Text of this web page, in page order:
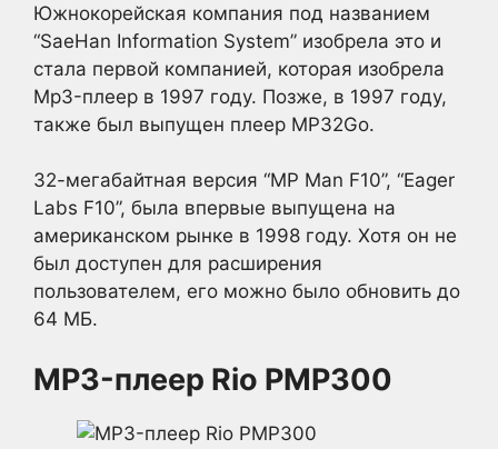
Южнокорейская компания под названием
“SaeHan Information System” изобрела это и
стала первой компанией, которая изобрела
Mp3-плеер в 1997 году. Позже, в 1997 году,
также был выпущен плеер MP32Go.
32-мегабайтная версия “MP Man F10”, “Eager
Labs F10”, была впервые выпущена на
американском рынке в 1998 году. Хотя он не
был доступен для расширения
пользователем, его можно было обновить до
64 МБ.
MP3-плеер Rio PMP300